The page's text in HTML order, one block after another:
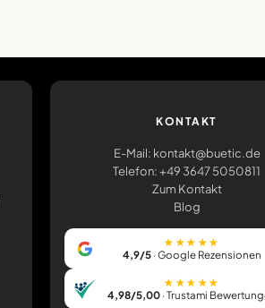
KONTAKT
E-Mail: kontakt@buetic.de
Telefon: +49 3647 5050811
Zum Kontakt
Blog
★★★★★
4,9/5 · Google Rezensionen
★★★★★
4,98/5,00 · Trustami